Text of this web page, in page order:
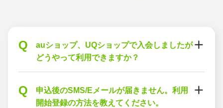
Q
auショップ、UQショップで入会しましたが
どうやって利用できますか？
Q
申込後のSMS/Eメールが届きません。利用
開始登録の方法を教えてください。